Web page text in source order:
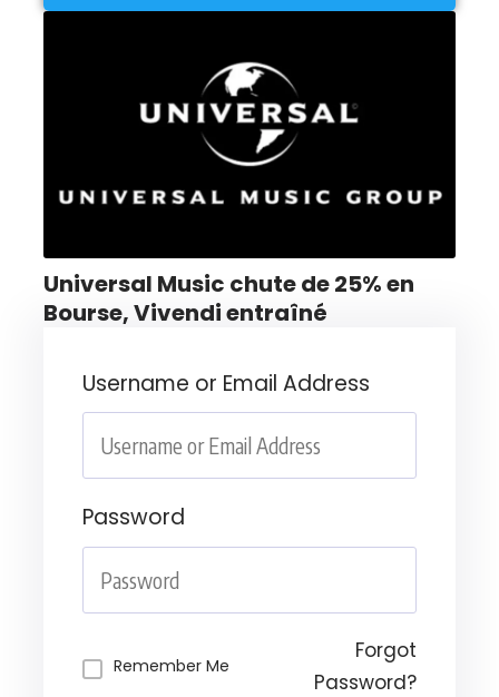
Universal Music chute de 25% en
Bourse, Vivendi entraîné
Username or Email Address
Password
Remember Me
Forgot
Password?